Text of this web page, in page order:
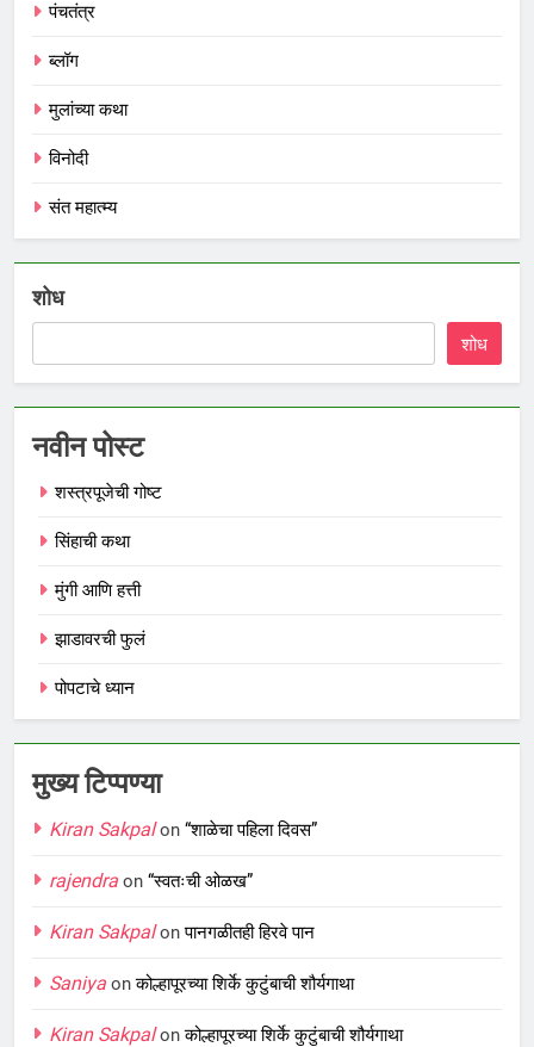
पंचतंत्र
ब्लॉग
मुलांच्या कथा
विनोदी
संत महात्म्य
शोध
शोध
नवीन पोस्ट
शस्त्रपूजेची गोष्ट
सिंहाची कथा
मुंगी आणि हत्ती
झाडावरची फुलं
पोपटाचे ध्यान
मुख्य टिप्पण्या
Kiran Sakpalon “शाळेचा पहिला दिवस”
rajendra on “स्वतःची ओळख”
Kiran Sakpalonपानगळीतही हिरवे पान
Saniya onकोल्हापूरच्या शिर्के कुटुंबाची शौर्यगाथा
Kiran Sakpalonकोल्हापूरच्या शिर्के कुटुंबाची शौर्यगाथा